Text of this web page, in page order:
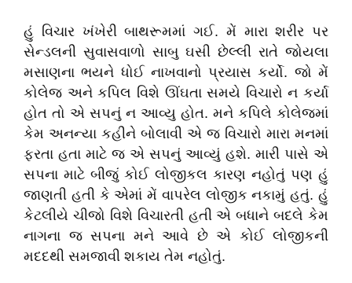
હું વિચાર ખંખેરી બાથરૂમમાં ગઈ. મેં મારા શરીર પર
સેન્ડલની સુવાસવાળો સાબુ ઘસી છેલ્લી રાતે જોયલા
મસાણના ભયને ધોઈ નાખવાનો પ્રયાસ કર્યો. જો મેં
કોલેજ અને કપિલ વિશે ઊંઘતા સમયે વિચારો ન કર્યા
હોત તો એ સપનું ન આવ્યુ હોત. મને કપિલે કોલેજમાં
કેમ અનન્યા કહીને બોલાવી એ જ વિચારો મારા મનમાં
ફરતા હતા માટે જ એ સપનું આવ્યું હશે. મારી પાસે એ
સપના માટે બીજું કોઈ લોજીકલ કારણ નહોતું પણ હું
જાણતી હતી કે એમાં મેં વાપરેલ લોજીક નકામું હતું. હું
કેટલીયે ચીજો વિશે વિચારતી હતી એ બધાને બદલે કેમ
નાગના જ સપના મને આવે છે એ કોઈ લોજીકની
મદદથી સમજાવી શકાય તેમ નહોતું.